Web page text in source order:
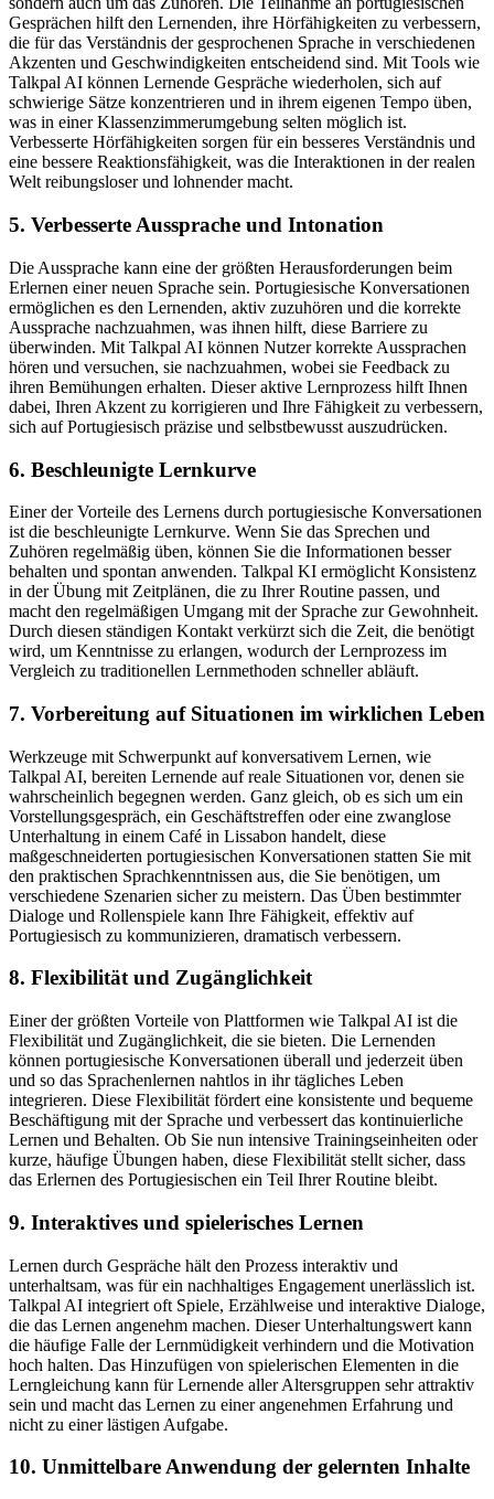
Gesprächen hilft den Lernenden, ihre Hörfähigkeiten zu verbessern,
die für das Verständnis der gesprochenen Sprache in verschiedenen
Akzenten und Geschwindigkeiten entscheidend sind. Mit Tools wie
Talkpal AI können Lernende Gespräche wiederholen, sich auf
schwierige Sätze konzentrieren und in ihrem eigenen Tempo üben,
was in einer Klassenzimmerumgebung selten möglich ist.
Verbesserte Hörfähigkeiten sorgen für ein besseres Verständnis und
eine bessere Reaktionsfähigkeit, was die Interaktionen in der realen
Welt reibungsloser und lohnender macht.
5. Verbesserte Aussprache und Intonation
Die Aussprache kann eine der größten Herausforderungen beim
Erlernen einer neuen Sprache sein. Portugiesische Konversationen
ermöglichen es den Lernenden, aktiv zuzuhören und die korrekte
Aussprache nachzuahmen, was ihnen hilft, diese Barriere zu
überwinden. Mit Talkpal AI können Nutzer korrekte Aussprachen
hören und versuchen, sie nachzuahmen, wobei sie Feedback zu
ihren Bemühungen erhalten. Dieser aktive Lernprozess hilft Ihnen
dabei, Ihren Akzent zu korrigieren und Ihre Fähigkeit zu verbessern,
sich auf Portugiesisch präzise und selbstbewusst auszudrücken.
6. Beschleunigte Lernkurve
Einer der Vorteile des Lernens durch portugiesische Konversationen
ist die beschleunigte Lernkurve. Wenn Sie das Sprechen und
Zuhören regelmäßig üben, können Sie die Informationen besser
behalten und spontan anwenden. Talkpal KI ermöglicht Konsistenz
in der Übung mit Zeitplänen, die zu Ihrer Routine passen, und
macht den regelmäßigen Umgang mit der Sprache zur Gewohnheit.
Durch diesen ständigen Kontakt verkürzt sich die Zeit, die benötigt
wird, um Kenntnisse zu erlangen, wodurch der Lernprozess im
Vergleich zu traditionellen Lernmethoden schneller abläuft.
7. Vorbereitung auf Situationen im wirklichen Leben
Werkzeuge mit Schwerpunkt auf konversativem Lernen, wie
Talkpal AI, bereiten Lernende auf reale Situationen vor, denen sie
wahrscheinlich begegnen werden. Ganz gleich, ob es sich um ein
Vorstellungsgespräch, ein Geschäftstreffen oder eine zwanglose
Unterhaltung in einem Café in Lissabon handelt, diese
maßgeschneiderten portugiesischen Konversationen statten Sie mit
den praktischen Sprachkenntnissen aus, die Sie benötigen, um
verschiedene Szenarien sicher zu meistern. Das Üben bestimmter
Dialoge und Rollenspiele kann Ihre Fähigkeit, effektiv auf
Portugiesisch zu kommunizieren, dramatisch verbessern.
8. Flexibilität und Zugänglichkeit
Einer der größten Vorteile von Plattformen wie Talkpal AI ist die
Flexibilität und Zugänglichkeit, die sie bieten. Die Lernenden
können portugiesische Konversationen überall und jederzeit üben
und so das Sprachenlernen nahtlos in ihr tägliches Leben
integrieren. Diese Flexibilität fördert eine konsistente und bequeme
Beschäftigung mit der Sprache und verbessert das kontinuierliche
Lernen und Behalten. Ob Sie nun intensive Trainingseinheiten oder
kurze, häufige Übungen haben, diese Flexibilität stellt sicher, dass
das Erlernen des Portugiesischen ein Teil Ihrer Routine bleibt.
9. Interaktives und spielerisches Lernen
Lernen durch Gespräche hält den Prozess interaktiv und
unterhaltsam, was für ein nachhaltiges Engagement unerlässlich ist.
Talkpal AI integriert oft Spiele, Erzählweise und interaktive Dialoge,
die das Lernen angenehm machen. Dieser Unterhaltungswert kann
die häufige Falle der Lernmüdigkeit verhindern und die Motivation
hoch halten. Das Hinzufügen von spielerischen Elementen in die
Lerngleichung kann für Lernende aller Altersgruppen sehr attraktiv
sein und macht das Lernen zu einer angenehmen Erfahrung und
nicht zu einer lästigen Aufgabe.
10. Unmittelbare Anwendung der gelernten Inhalte